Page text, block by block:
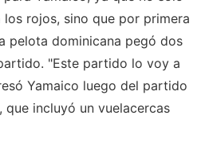
rojos, sino que por primera
pelota dominicana pegó dos
"Este partido lo voy a
Yamaico luego del partido
que incluyó un vuelacercas